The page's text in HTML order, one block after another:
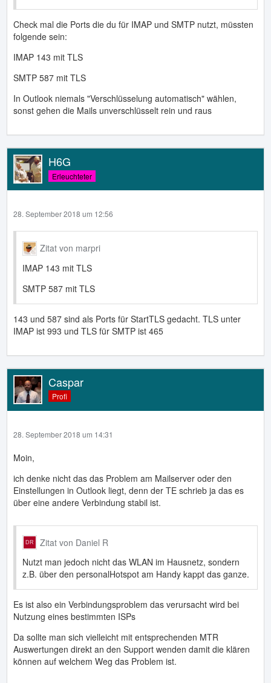
Check mal die Ports die du für IMAP und SMTP nutzt, müssten
folgende sein:
IMAP 143 mit TLS
SMTP 587 mit TLS
In Outlook niemals "Verschlüsselung automatisch" wählen,
sonst gehen die Mails unverschlüsselt rein und raus
H6G
Erleuchteter
28. September 2018 um 12:56
Zitat von marpri
IMAP 143 mit TLS
SMTP 587 mit TLS
143 und 587 sind als Ports für StartTLS gedacht. TLS unter
IMAP ist 993 und TLS für SMTP ist 465
Caspar
Profi
28. September 2018 um 14:31
Moin,
ich denke nicht das das Problem am Mailserver oder den
Einstellungen in Outlook liegt, denn der TE schrieb ja das es
über eine andere Verbindung stabil ist.
Zitat von Daniel R
Nutzt man jedoch nicht das WLAN im Hausnetz, sondern
z.B. über den personalHotspot am Handy kappt das ganze.
Es ist also ein Verbindungsproblem das verursacht wird bei
Nutzung eines bestimmten ISPs
Da sollte man sich vielleicht mit entsprechenden MTR
Auswertungen direkt an den Support wenden damit die klären
können auf welchem Weg das Problem ist.